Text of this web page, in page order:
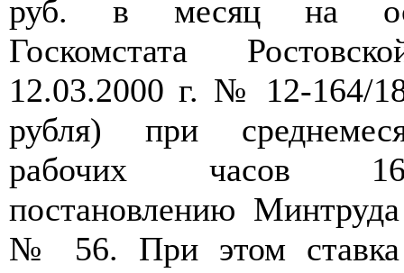
руб. в месяц на
Госкомстата
12.03.2000 г. № 12-164/
рубля) при
рабочих часов
постановлению
№ 56. При этом ставка